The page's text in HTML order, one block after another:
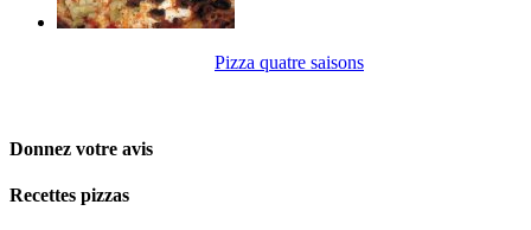
Pizza quatre saisons
Donnez votre avis
Recettes pizzas